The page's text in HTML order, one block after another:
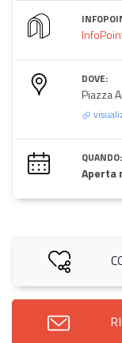
DOVE:
Piazza
QUANDO:
Aperta